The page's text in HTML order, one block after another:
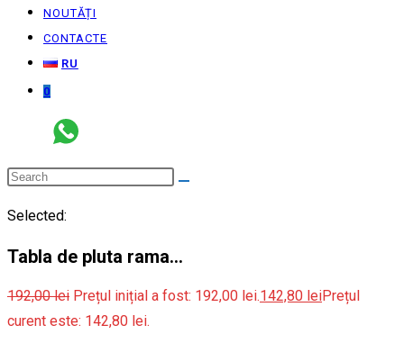
NOUTĂȚI
CONTACTE
RU
0
Selected:
Tabla de pluta rama…
192,00lei Prețul inițial a fost: 192,00 lei.142,80 leiPrețul
curent este: 142,80 lei.